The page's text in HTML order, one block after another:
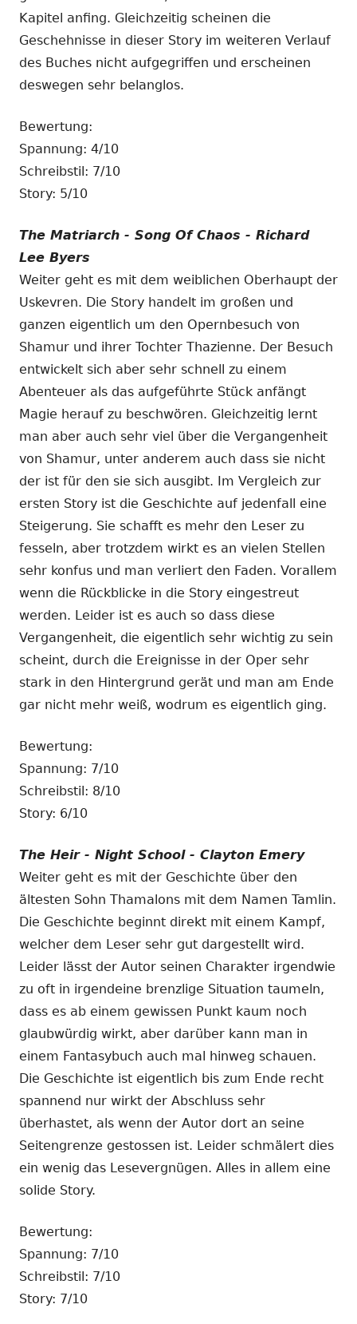
Kapitel anfing. Gleichzeitig scheinen die
Geschehnisse in dieser Story im weiteren Verlauf
des Buches nicht aufgegriffen und erscheinen
deswegen sehr belanglos.
Bewertung:
Spannung: 4/10
Schreibstil: 7/10
Story: 5/10
The Matriarch - Song Of Chaos - Richard
Lee Byers
Weiter geht es mit dem weiblichen Oberhaupt der
Uskevren. Die Story handelt im großen und
ganzen eigentlich um den Opernbesuch von
Shamur und ihrer Tochter Thazienne. Der Besuch
entwickelt sich aber sehr schnell zu einem
Abenteuer als das aufgeführte Stück anfängt
Magie herauf zu beschwören. Gleichzeitig lernt
man aber auch sehr viel über die Vergangenheit
von Shamur, unter anderem auch dass sie nicht
der ist für den sie sich ausgibt. Im Vergleich zur
ersten Story ist die Geschichte auf jedenfall eine
Steigerung. Sie schafft es mehr den Leser zu
fesseln, aber trotzdem wirkt es an vielen Stellen
sehr konfus und man verliert den Faden. Vorallem
wenn die Rückblicke in die Story eingestreut
werden. Leider ist es auch so dass diese
Vergangenheit, die eigentlich sehr wichtig zu sein
scheint, durch die Ereignisse in der Oper sehr
stark in den Hintergrund gerät und man am Ende
gar nicht mehr weiß, wodrum es eigentlich ging.
Bewertung:
Spannung: 7/10
Schreibstil: 8/10
Story: 6/10
The Heir - Night School - Clayton Emery
Weiter geht es mit der Geschichte über den
ältesten Sohn Thamalons mit dem Namen Tamlin.
Die Geschichte beginnt direkt mit einem Kampf,
welcher dem Leser sehr gut dargestellt wird.
Leider lässt der Autor seinen Charakter irgendwie
zu oft in irgendeine brenzlige Situation taumeln,
dass es ab einem gewissen Punkt kaum noch
glaubwürdig wirkt, aber darüber kann man in
einem Fantasybuch auch mal hinweg schauen.
Die Geschichte ist eigentlich bis zum Ende recht
spannend nur wirkt der Abschluss sehr
überhastet, als wenn der Autor dort an seine
Seitengrenze gestossen ist. Leider schmälert dies
ein wenig das Lesevergnügen. Alles in allem eine
solide Story.
Bewertung:
Spannung: 7/10
Schreibstil: 7/10
Story: 7/10